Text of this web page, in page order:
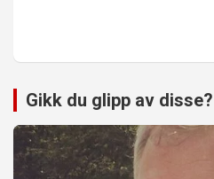
Gikk du glipp av disse?